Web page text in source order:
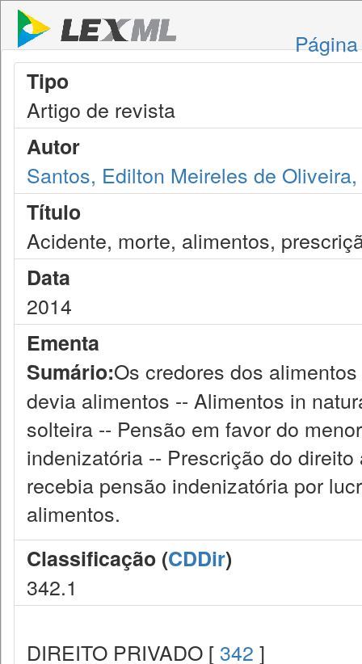
Tipo
Artigo de revista
Autor
Santos, Edilton Meireles de
Título
Acidente, morte, alimentos,
Data
2014
Ementa
Sumário:Os credores dos
devia alimentos -- Alimentos in
solteira -- Pensão em favor do
indenizatória -- Prescrição do
recebia pensão indenizatória por
alimentos.
Classificação (CDDir)
342.1
DIREITO PRIVADO [ 342 ]